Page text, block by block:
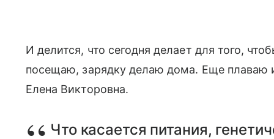
И делится, что сегодня делает для того,
посещаю, зарядку делаю дома. Еще плаваю
Елена Викторовна.
Что касается питания,